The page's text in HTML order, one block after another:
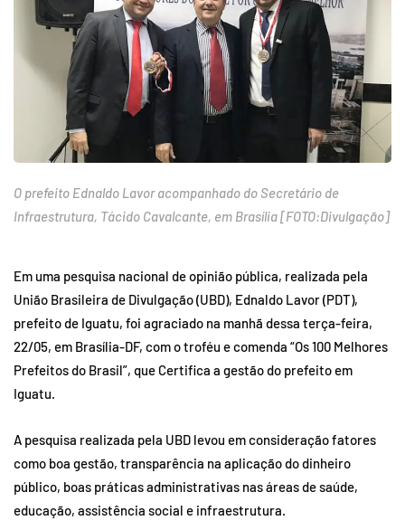
O prefeito Ednaldo Lavor acompanhado do Secretário de
Infraestrutura, Tácido Cavalcante, em Brasília [FOTO:Divulgação]
Em uma pesquisa nacional de opinião pública, realizada pela
União Brasileira de Divulgação (UBD), Ednaldo Lavor (PDT),
prefeito de Iguatu, foi agraciado na manhã dessa terça-feira,
22/05, em Brasília-DF, com o troféu e comenda “Os 100 Melhores
Prefeitos do Brasil”, que Certifica a gestão do prefeito em
Iguatu.
A pesquisa realizada pela UBD levou em consideração fatores
como boa gestão, transparência na aplicação do dinheiro
público, boas práticas administrativas nas áreas de saúde,
educação, assistência social e infraestrutura.